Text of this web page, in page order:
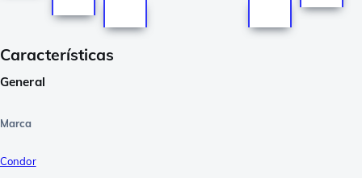
Características
General
Marca
Condor